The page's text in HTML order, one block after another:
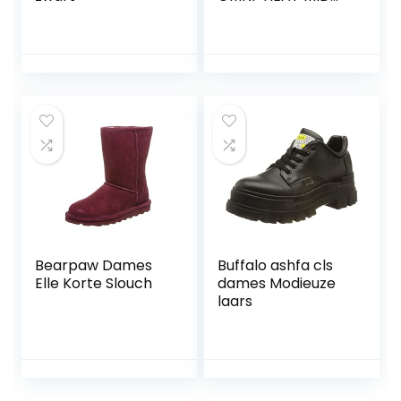
Bearpaw Dames
Elle Korte Slouch
Buffalo ashfa cls
dames Modieuze
laars